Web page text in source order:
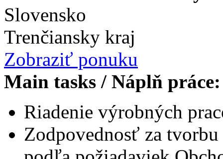
Slovensko
Trenčiansky kraj
Zobraziť ponuku
Main tasks / Náplň
Riadenie výrobných
Zodpovednosť za